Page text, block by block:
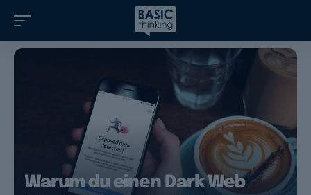
Warum du einen Dark Web